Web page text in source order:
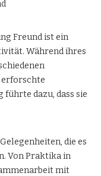
Freund ist ein
Während ihres
führte dazu, dass sie
die es
Von Praktika in
mit